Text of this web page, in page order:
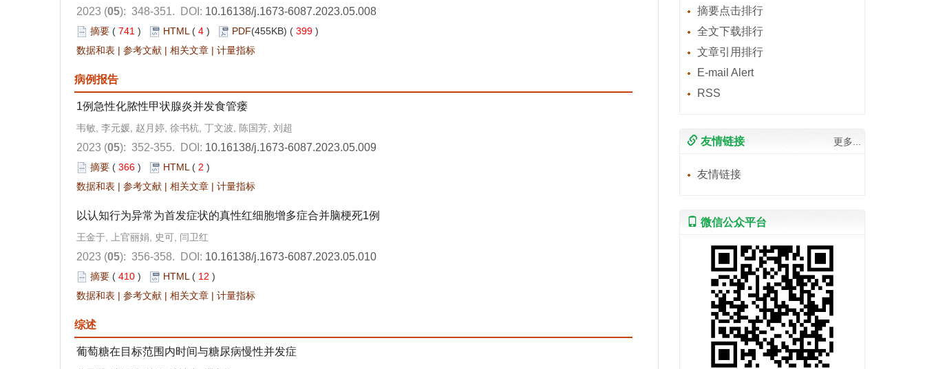
2023 (05): 348-351. DOI: 10.16138/j.1673-6087.2023.05.008
摘要 ( 741 ) HTML ( 4 ) PDF(455KB) ( 399 )
数据和表 | 参考文献 | 相关文章 | 计量指标
病例报告
1例急性化脓性甲状腺炎并发食管瘘
韦敏, 李元媛, 赵月婷, 徐书杭, 丁文波, 陈国芳, 刘超
2023 (05): 352-355. DOI: 10.16138/j.1673-6087.2023.05.009
摘要 ( 366 ) HTML ( 2 )
数据和表 | 参考文献 | 相关文章 | 计量指标
以认知行为异常为首发症状的真性红细胞增多症合并脑梗死1例
王金于, 上官丽娟, 史可, 闫卫红
2023 (05): 356-358. DOI: 10.16138/j.1673-6087.2023.05.010
摘要 ( 410 ) HTML ( 12 )
数据和表 | 参考文献 | 相关文章 | 计量指标
综述
葡萄糖在目标范围内时间与糖尿病慢性并发症
摘要点击排行
全文下载排行
文章引用排行
E-mail Alert
RSS
友情链接 更多...
友情链接
微信公众平台